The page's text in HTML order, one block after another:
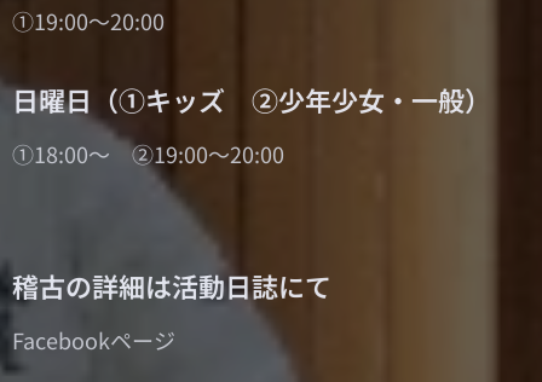
①19:00～20:00
日曜日（①キッズ ②少年少女・一般）
①18:00～ ②19:00～20:00
稽古の詳細は活動日誌にて
Facebookページ